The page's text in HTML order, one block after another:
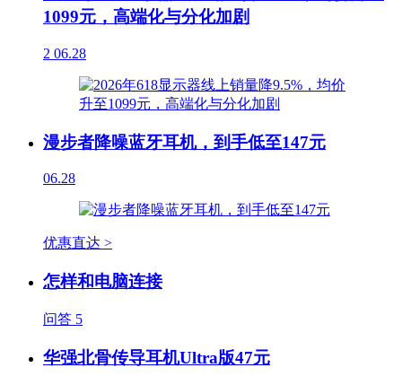
1099元，高端化与分化加剧
2 06.28
漫步者降噪蓝牙耳机，到手低至147元
06.28
优惠直达 >
怎样和电脑连接
问答 5
华强北骨传导耳机Ultra版47元